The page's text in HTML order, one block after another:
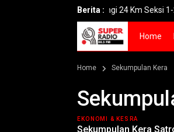
Berita :
Tol Prosiwangi 24 Km Seksi 1-2 Siap
Home
Home Sekumpulan Kera
EKONOMI & KESRA
Sekumpulan Kera